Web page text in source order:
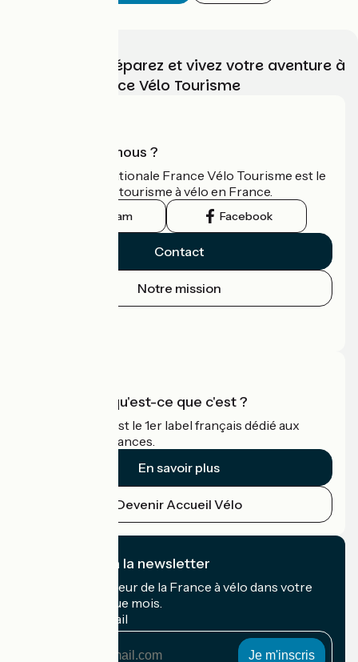
Choisissez, préparez et vivez votre aventure à
vélo avec France Vélo Tourisme
Qui sommes-nous ?
L'association nationale France Vélo Tourisme est le
guide officiel du tourisme à vélo en France.
Instagram Facebook
Contact
Notre mission
Accueil Vélo qu'est-ce que c'est ?
Accueil Vélo c'est le 1er label français dédié aux
cyclistes en vacances.
En savoir plus
Devenir Accueil Vélo
Je m'abonne à la newsletter
Recevez le meilleur de la France à vélo dans votre
boîte mail chaque mois.
Mon adresse mail